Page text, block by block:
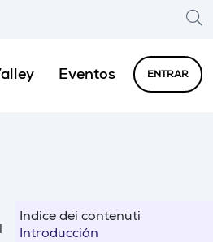
Eventos ENTRAR
Indice dei contenuti
Introducción